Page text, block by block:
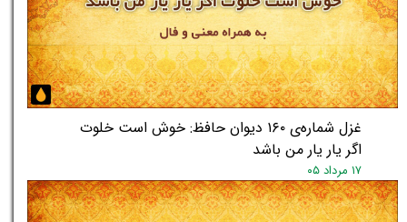
غزل شماره‌ی ۱۶۰ دیوان حافظ: خوش است خلوت
اگر یار یار من باشد
۱۷ مرداد ۰۵